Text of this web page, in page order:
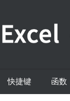
快捷键 函数